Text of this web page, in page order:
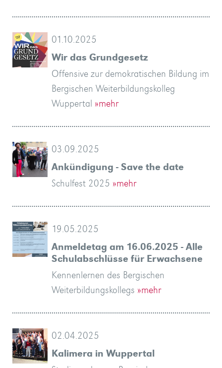
01.10.2025
Wir das Grundgesetz
Offensive zur demokratischen Bildung im
Bergischen Weiterbildungskolleg
Wuppertal »mehr
03.09.2025
Ankündigung - Save the date
Schulfest 2025 »mehr
19.05.2025
Anmeldetag am 16.06.2025 - Alle
Schulabschlüsse für Erwachsene
Kennenlernen des Bergischen
Weiterbildungskollegs »mehr
02.04.2025
Kalimera in Wuppertal